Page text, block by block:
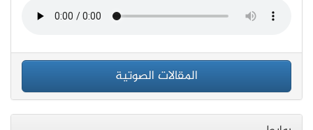
المقالات الصوتية